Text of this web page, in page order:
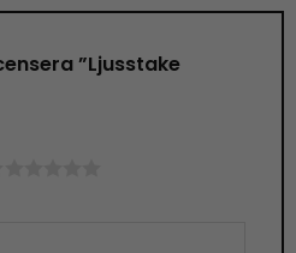
”Ljusstake